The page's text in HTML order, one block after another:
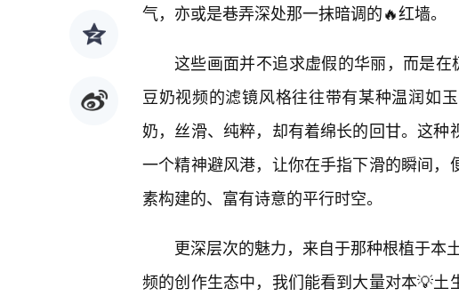
气，亦或是巷弄深处那一抹暗调的🔥红墙。
这些画面并不追求虚假的华丽，而是在
豆奶视频的滤镜风格往往带有某种温润如
奶，丝滑、纯粹，却有着绵长的回甘。这
一个精神避风港，让你在手指下滑的瞬间
素构建的、富有诗意的平行时空。
更深层次的魅力，来自于那种根植于本
频的创作生态中，我们能看到大量对本💡